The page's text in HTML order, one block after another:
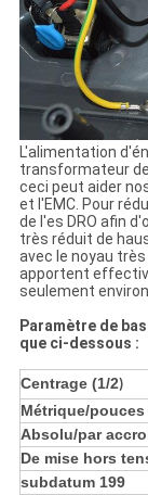
L'alimentation
transformateur
ceci peut aider
et l'EMC. Pour
de l'es DRO afin
très réduit de
avec le noyau
apportent
seulement
Paramètre de
que ci-dessous :
Centrage (1/2)
Métrique/
Absolu/par
De mise hors
subdatum 199